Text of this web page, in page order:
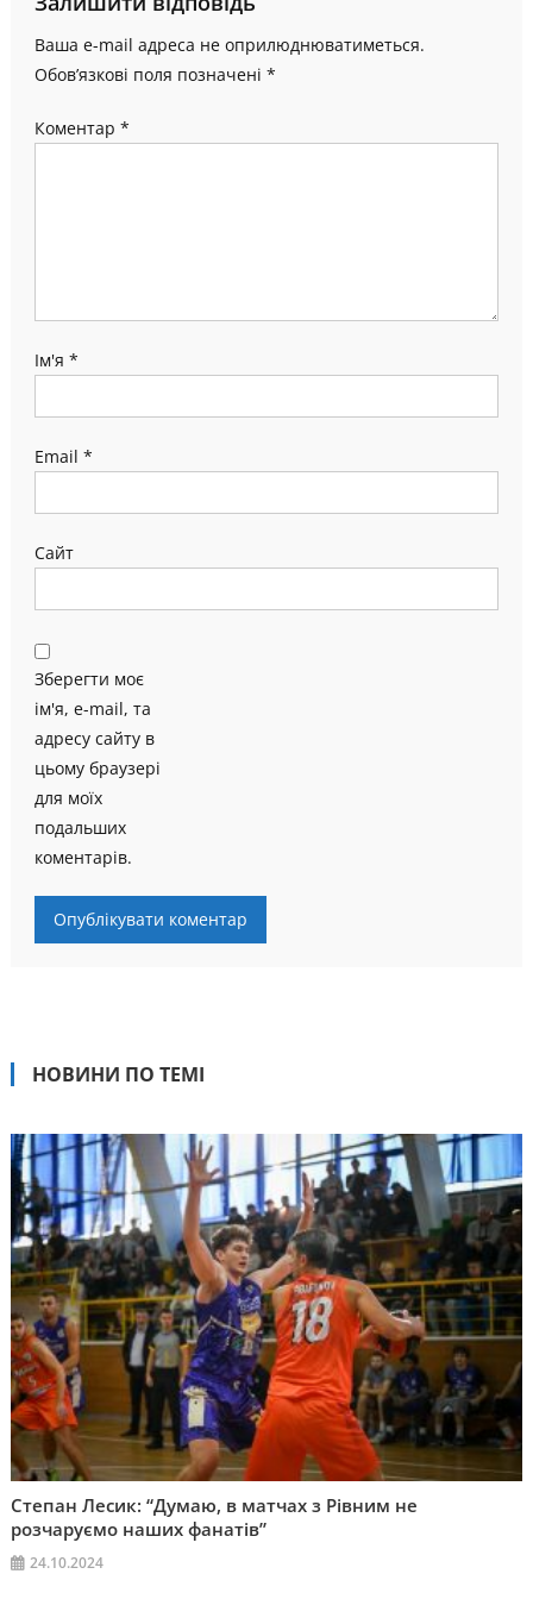
Ваша e-mail адреса не оприлюднюватиметься.
Обов’язкові поля позначені *
Коментар *
Ім'я *
Email *
Сайт
Зберегти моє
ім'я, e-mail, та
адресу сайту в
цьому браузері
для моїх
подальших
коментарів.
НОВИНИ ПО ТЕМІ
Степан Лесик: “Думаю, в матчах з Рівним не
розчаруємо наших фанатів”
24.10.2024